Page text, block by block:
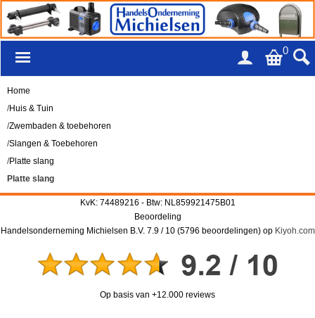
0
Home
/Huis & Tuin
/Zwembaden & toebehoren
/Slangen & Toebehoren
/Platte slang
Platte slang
KvK: 74489216 - Btw: NL859921475B01
Beoordeling
Handelsonderneming Michielsen B.V. 7.9/ 10(5796 beoordelingen) op Kiyoh.com
Op basis van +12.000 reviews